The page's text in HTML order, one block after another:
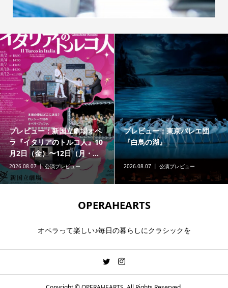
プレビュー：新国立劇場オペ
ラ『イタリアのトルコ人』10
月2日（金）〜12日（月・...
2026.08.07 公演プレビュー
プレビュー：東京バレエ団
『白鳥の湖』
2026.08.07 公演プレビュー
OPERAHEARTS
オペラって楽しい♪毎日の暮らしにクラシックを